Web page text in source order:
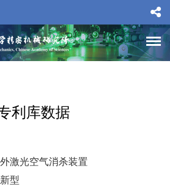
利库数据
激光空气消杀装置
型